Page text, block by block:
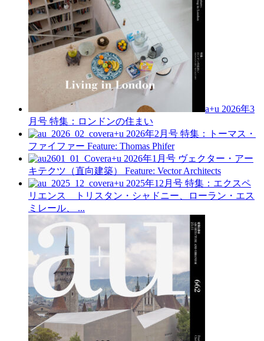
a+u 2026年3
月号 特集：ロンドンの住まい
a+u 2026年2月号 特集：トーマス・
ファイファー Feature: Thomas Phifer
a+u 2026年1月号 ヴェクター・アー
キテクツ（直向建築）
Feature: Vector Architects
a+u 2025年12月号 特集：エクスペ
リエンス トリスタン・シャドニー、ローラン・エス
ミレール、 ...